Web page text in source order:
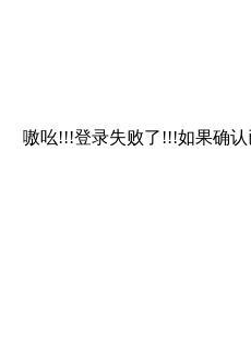
嗷吆!!!登录失败了!!!如果确